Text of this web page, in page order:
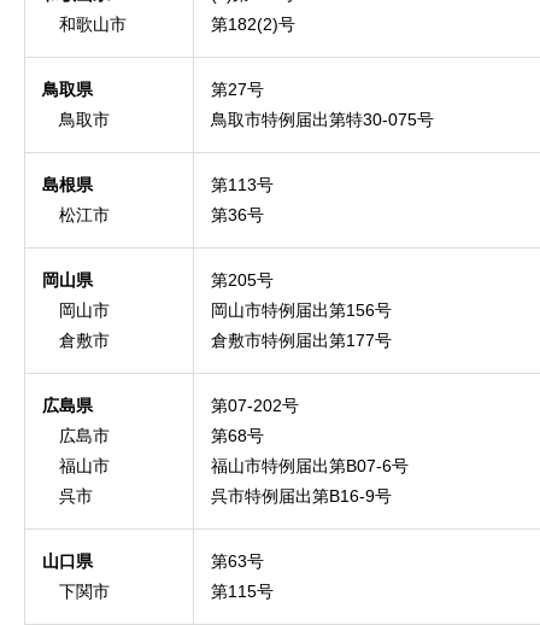
和歌山市
第182(2)号
鳥取県
鳥取市
第27号
鳥取市特例届出第特30-075号
島根県
松江市
第113号
第36号
岡山県
岡山市
倉敷市
第205号
岡山市特例届出第156号
倉敷市特例届出第177号
広島県
広島市
福山市
呉市
第07-202号
第68号
福山市特例届出第B07-6号
呉市特例届出第B16-9号
山口県
下関市
第63号
第115号